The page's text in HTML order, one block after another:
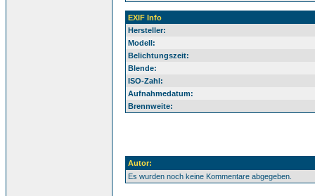
EXIF Info
Hersteller:
Modell:
Belichtungszeit:
Blende:
ISO-Zahl:
Aufnahmedatum:
Brennweite:
Autor:
Es wurden noch keine Kommentare abgegeben.